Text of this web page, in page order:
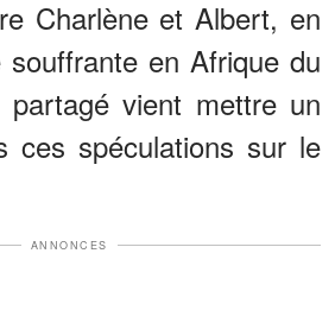
Charlène et Albert, en
souffrante en Afrique du
vient mettre un
ces spéculations sur le
ANNONCES